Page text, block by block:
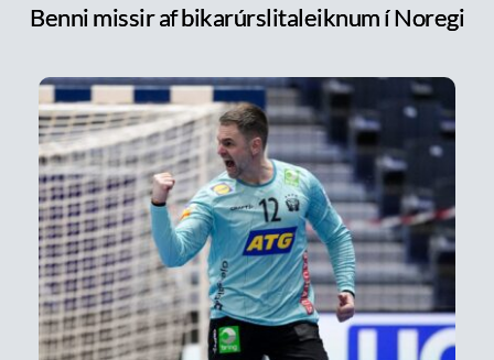
Benni missir af bikarúrslitaleiknum í Noregi